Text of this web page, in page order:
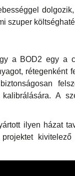
szuper
a BOD2 egy a
rétegenként
A
ilyen házat